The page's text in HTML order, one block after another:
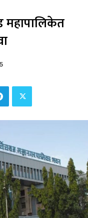
महापालिकेत